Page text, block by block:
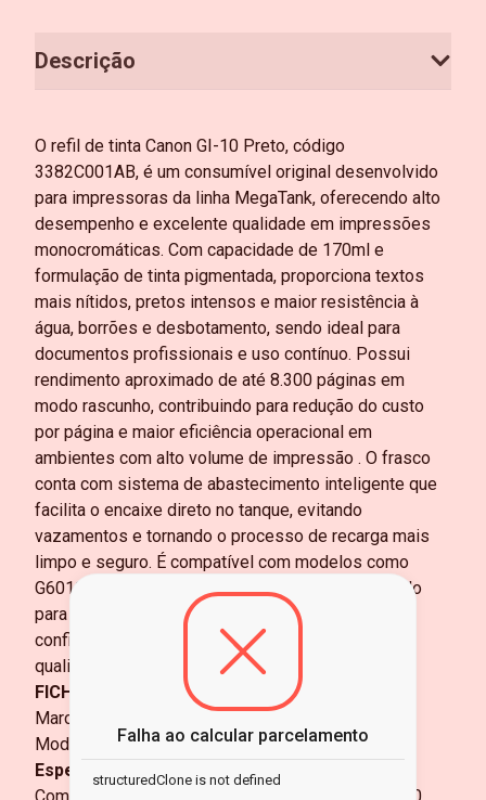
Descrição
O refil de tinta Canon GI-10 Preto, código
3382C001AB, é um consumível original desenvolvido
para impressoras da linha MegaTank, oferecendo alto
desempenho e excelente qualidade em impressões
monocromáticas. Com capacidade de 170ml e
formulação de tinta pigmentada, proporciona textos
mais nítidos, pretos intensos e maior resistência à
água, borrões e desbotamento, sendo ideal para
documentos profissionais e uso contínuo. Possui
rendimento aproximado de até 8.300 páginas em
modo rascunho, contribuindo para redução do custo
por página e maior eficiência operacional em
ambientes com alto volume de impressão . O frasco
conta com sistema de abastecimento inteligente que
facilita o encaixe direto no tanque, evitando
vazamentos e tornando o processo de recarga mais
limpo e seguro. É compatível com modelos como
G6010, G7010, GM2010 e GM4010, sendo indicado
para uso doméstico e corporativo que exige
confiabilidade, produtividade e padronização de
qualidade nas impressões do dia a dia.
FICHA TÉCNICA
Marca: Canon
Modelo: 3382C001AB
Especificações
Falha ao calcular parcelamento
structuredClone is not defined